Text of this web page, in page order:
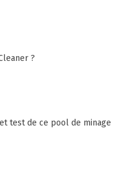
?
test de ce pool de minage